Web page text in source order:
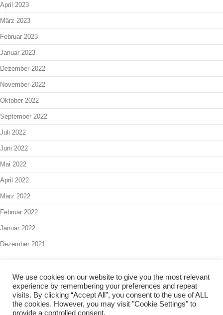
April 2023
März 2023
Februar 2023
Januar 2023
Dezember 2022
November 2022
Oktober 2022
September 2022
Juli 2022
Juni 2022
Mai 2022
April 2022
März 2022
Februar 2022
Januar 2022
Dezember 2021
Interner Bereich
Admin
Copyright 2024 - Kinder- & Jugendbüro Balingen - Impressum
We use cookies on our website to give you the most relevant
experience by remembering your preferences and repeat
visits. By clicking “Accept All”, you consent to the use of ALL
the cookies. However, you may visit "Cookie Settings" to
provide a controlled consent.